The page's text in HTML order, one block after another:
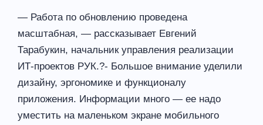
— Работа по обновлению проведена
масштабная, — рассказывает Евгений
Тарабукин, начальник управления реализации
ИТ-проектов РУК.?- Большое внимание уделили
дизайну, эргономике и функционалу
приложения. Информации много — ее надо
уместить на маленьком экране мобильного